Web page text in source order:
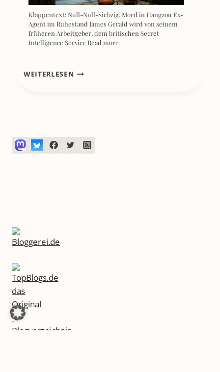
Klappentext: Null-Null-Siebzig, Mord in Hangzou Ex-
Agent im Ruhestand James Gerald wird von seinem
früheren Arbeitgeber, dem britischen Secret
Intelligence Service Read more
WEITERLESEN[REZENSION]
WINDELN
UND